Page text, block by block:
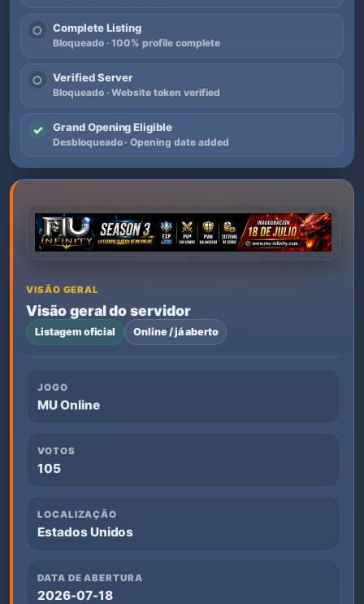
○ Complete Listing
Bloqueado · 100% profile complete
○ Verified Server
Bloqueado · Website token verified
✓ Grand Opening Eligible
Desbloqueado · Opening date added
VISÃO GERAL
Visão geral do servidor
Listagem oficial Online / já aberto
JOGO
MU Online
VOTOS
105
LOCALIZAÇÃO
Estados Unidos
DATA DE ABERTURA
2026-07-18